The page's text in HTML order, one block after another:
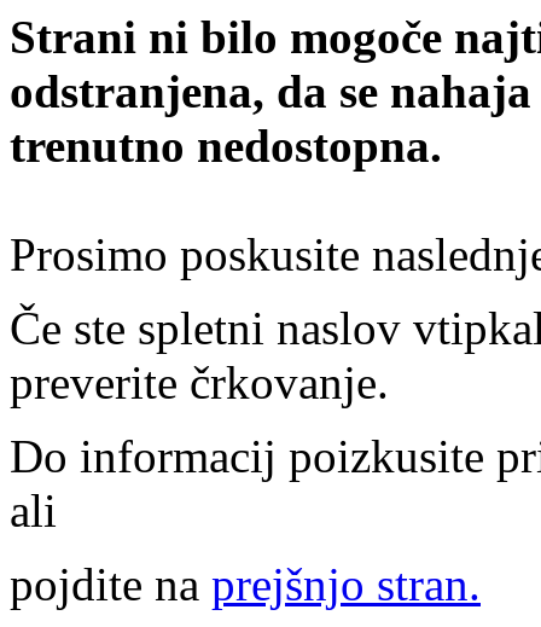
Strani ni bilo mogoče
odstranjena, da se
trenutno nedostopna.
Prosimo poskusite
Če ste spletni naslov
preverite črkovanje.
Do informacij poizkusite
ali
pojdite na prejšnjo stran.